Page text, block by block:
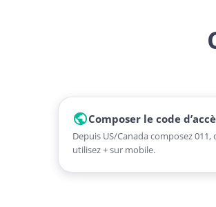
Composer le code
Depuis US/Canada composez 011,
utilisez + sur mobile.